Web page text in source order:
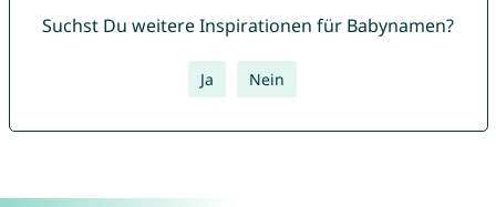
Suchst Du weitere Inspirationen für Babynamen?
Ja Nein